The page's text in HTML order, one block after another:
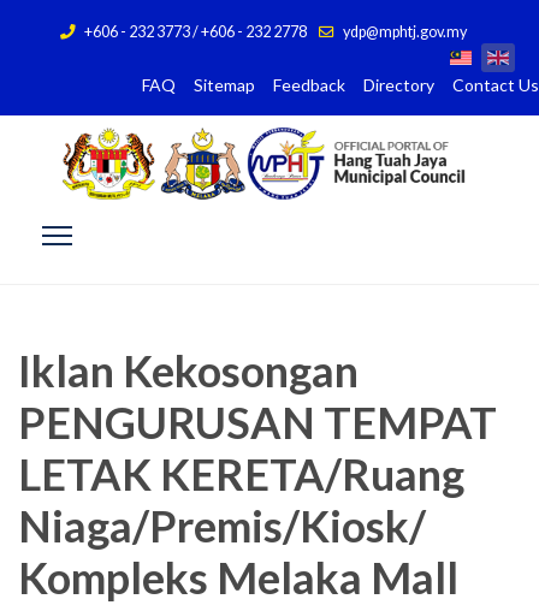
+606 - 232 3773 / +606 - 232 2778 ydp@mphtj.gov.my
FAQ Sitemap Feedback Directory Contact Us
Iklan Kekosongan
PENGURUSAN TEMPAT
LETAK KERETA/Ruang
Niaga/Premis/Kiosk/
Kompleks Melaka Mall